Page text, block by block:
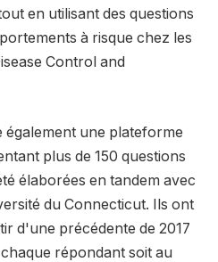
en utilisant des questions
à risque chez les
Control and
également une plateforme
plus de 150 questions
élaborées en tandem avec
du Connecticut. Ils ont
d'une précédente de 2017
répondant soit au